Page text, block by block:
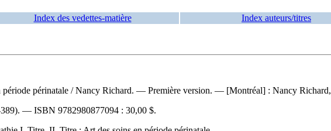
Index des vedettes-matière Index auteurs/titres
période périnatale / Nancy Richard. — Première version. — [Montréal] : Nancy
389). — ISBN 9782980877094 : 30,00 $.